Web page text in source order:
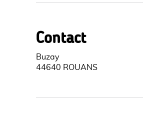
Contact
Buzay
44640 ROUANS